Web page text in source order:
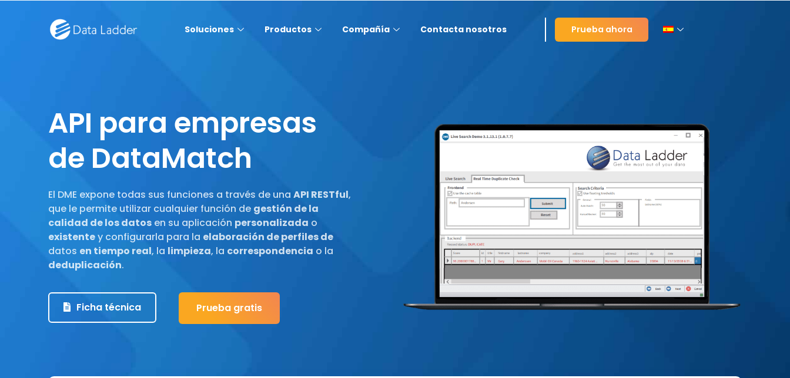
Soluciones Productos Compañía Contacta nosotros Prueba ahora
API para empresas
de DataMatch
El DME expone todas sus funciones a través de una API RESTful,
que le permite utilizar cualquier función de gestión de la
calidad de los datos en su aplicación personalizada o
existentey configurarla para la elaboración de perfiles de
datos en tiempo real, la limpieza, la correspondencia o la
deduplicación.
Ficha técnica Prueba gratis